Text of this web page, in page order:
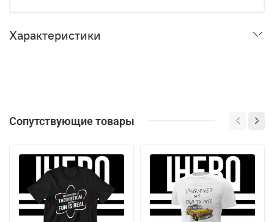
Характеристики
Сопутствующие товары